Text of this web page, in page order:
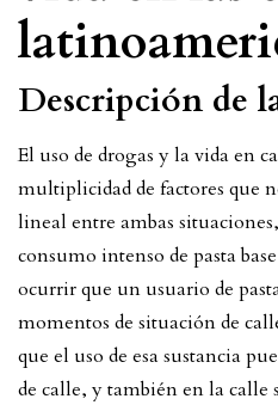
Descripción de
El uso de drogas y la vida en
multiplicidad de factores que
lineal entre ambas
consumo intenso de pasta
ocurrir que un usuario de
momentos de situación de
que el uso de esa sustancia
de calle, y también en la calle